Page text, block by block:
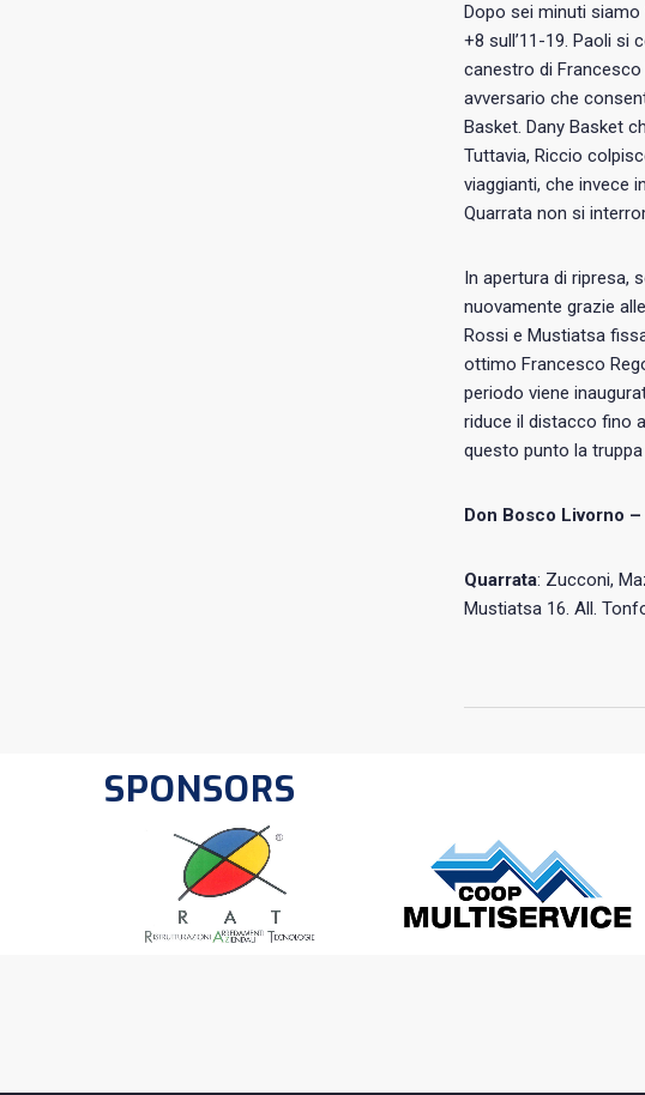
Dopo sei minuti
+8 sull’11-19. Paoli si
canestro di
avversario che
Basket. Dany Basket
Tuttavia, Riccio
viaggianti, che invece
Quarrata non si
In apertura di ripresa,
nuovamente grazie
Rossi e Mustiatsa
ottimo Francesco
periodo viene
riduce il distacco fino
questo punto la
Don Bosco Livorno
Quarrata: Zucconi,
Mustiatsa 16. All.
SPONSORS